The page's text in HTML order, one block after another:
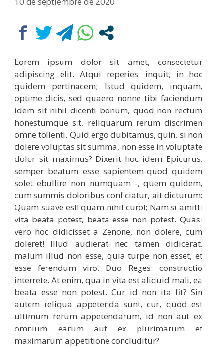
Lorem ipsum dolor sit amet, consectetur
adipiscing elit. Atqui reperies, inquit, in hoc
quidem pertinacem; Istud quidem, inquam,
optime dicis, sed quaero nonne tibi faciendum
idem sit nihil dicenti bonum, quod non rectum
honestumque sit, reliquarum rerum discrimen
omne tollenti. Quid ergo dubitamus, quin, si non
dolere voluptas sit summa, non esse in voluptate
dolor sit maximus? Dixerit hoc idem Epicurus,
semper beatum esse sapientem-quod quidem
solet ebullire non numquam -, quem quidem,
cum summis doloribus conficiatur, ait dicturum:
Quam suave est! quam nihil curo!; Nam si amitti
vita beata potest, beata esse non potest. Quasi
vero hoc didicisset a Zenone, non dolere, cum
doleret! Illud audierat nec tamen didicerat,
malum illud non esse, quia turpe non esset, et
esse ferendum viro. Duo Reges: constructio
interrete. At enim, qua in vita est aliquid mali, ea
beata esse non potest. Cur id non ita fit? Sin
autem reliqua appetenda sunt, cur, quod est
ultimum rerum appetendarum, id non aut ex
omnium earum aut ex plurimarum et
maximarum appetitione concluditur?